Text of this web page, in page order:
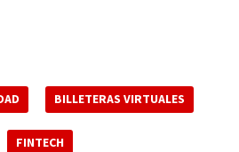
BILLETERAS VIRTUALES
FINTECH